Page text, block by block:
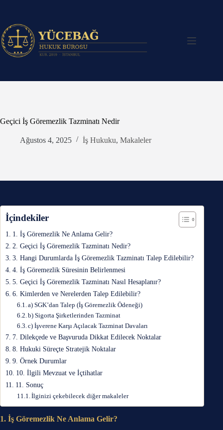
Geçici İş Göremezlik Tazminatı Nedir
Ağustos 4, 2025 İş Hukuku, Makaleler
İçindekiler
1. İş Göremezlik Ne Anlama Gelir?
2. Geçici İş Göremezlik Tazminatı Nedir?
3. Hangi Durumlarda İş Göremezlik Tazminatı Talep Edilebilir?
4. İş Göremezlik Süresinin Belirlenmesi
5. Geçici İş Göremezlik Tazminatı Nasıl Hesaplanır?
6. Kimlerden ve Nerelerden Talep Edilebilir?
a) SGK’dan Talep (İş Göremezlik Ödeneği)
b) Sigorta Şirketlerinden Tazminat
c) İşverene Karşı Açılacak Tazminat Davaları
7. Dilekçede ve Başvuruda Dikkat Edilecek Noktalar
8. Hukuki Süreçte Stratejik Noktalar
9. Örnek Durumlar
10. İlgili Mevzuat ve İçtihatlar
11. Sonuç
İlginizi çekebilecek diğer makaleler
1. İş Göremezlik Ne Anlama Gelir?